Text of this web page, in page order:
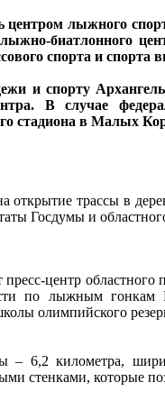
лыжного
лыжно-биатлонного
спорта и спорта
и спорту
В случае
в Малых
открытие трассы в
Госдумы и
пресс-центр
по лыжным гонкам
олимпийского
– 6,2 километра,
стенками, которые